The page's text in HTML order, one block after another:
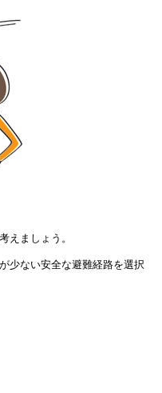
えましょう。
少ない安全な避難経路を選択